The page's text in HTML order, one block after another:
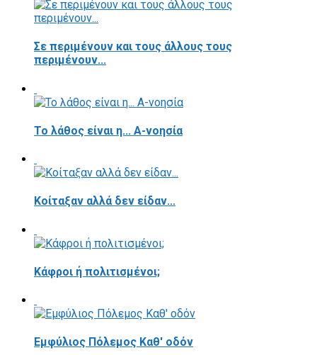
Σε περιμένουν και τους άλλους τους
περιμένουν...
Το λάθος είναι η... Α-νοησία
Κοίταξαν αλλά δεν είδαν...
Κάφροι ή πολιτισμένοι;
Εμφύλιος Πόλεμος Καθ' οδόν